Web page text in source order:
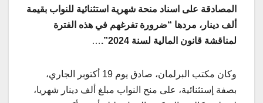
المصادقة على اسناد منحة شهرية استثنائية للنواب بقيمة
ألف دينار، مردها “ضرورة تفرغهم في هذه الفترة
لمناقشة قانون المالية لسنة 2024”.
…
وكان مكتب البرلمان، صادق يوم 19 أكتوبر الجاري،
بصفة إستثنائية، على منح النواب مبلغ ألف دينار شهريا،